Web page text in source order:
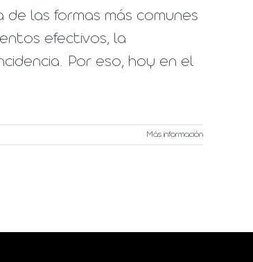
las formas más comunes
efectivos, la
Por eso, hoy en el
Más información